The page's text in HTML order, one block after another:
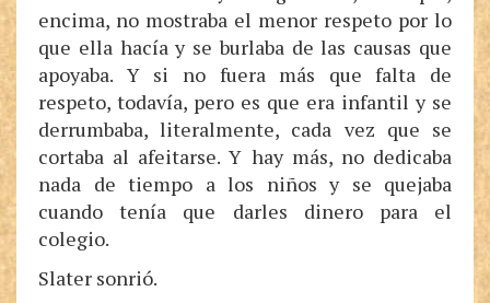
encima, no mostraba el menor respeto por lo
que ella hacía y se burlaba de las causas que
apoyaba. Y si no fuera más que falta de
respeto, todavía, pero es que era infantil y se
derrumbaba, literalmente, cada vez que se
cortaba al afeitarse. Y hay más, no dedicaba
nada de tiempo a los niños y se quejaba
cuando tenía que darles dinero para el
colegio.
Slater sonrió.